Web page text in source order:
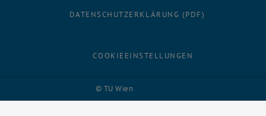
© TU Wien
DATENSCHUTZERKLÄRUNG (PDF)
COOKIEEINSTELLUNGEN